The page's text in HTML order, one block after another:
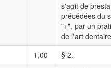
s'agit de
précédées du
"+", par un
de l'art
1,00
§ 2.